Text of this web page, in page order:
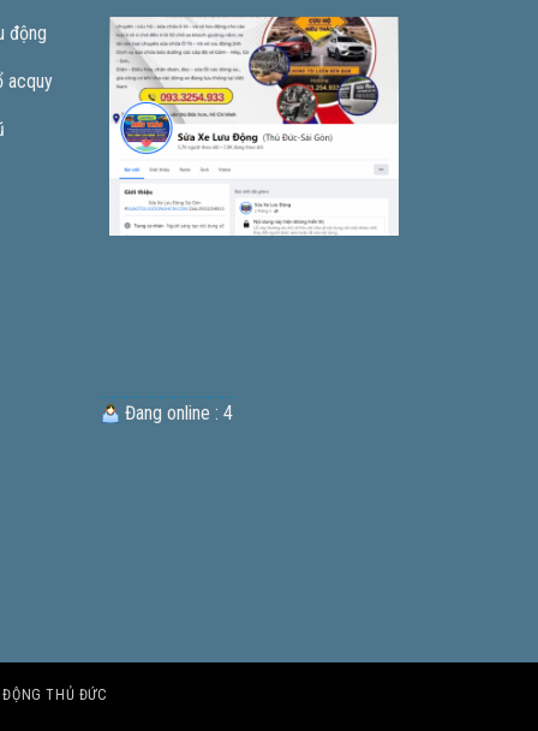
động
acquy
Đang online : 4
ĐỘNG THỦ ĐỨC